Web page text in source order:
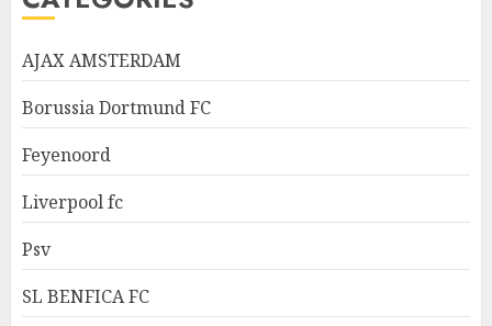
AJAX AMSTERDAM
Borussia Dortmund FC
Feyenoord
Liverpool fc
Psv
SL BENFICA FC